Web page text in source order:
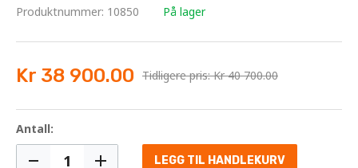
Produktnummer: 10850 På lager
Kr 38 900.00 Tidligere pris: Kr 40 700.00
Antall:
LEGG TIL HANDLEKURV